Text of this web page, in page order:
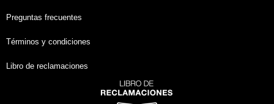
Preguntas frecuentes
Términos y condiciones
Libro de reclamaciones